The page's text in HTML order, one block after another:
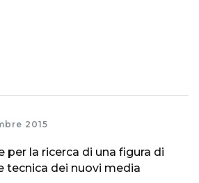
2015
per la ricerca di una figura di
tecnica dei nuovi media